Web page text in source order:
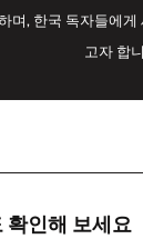
며, 한국 독자들에
고자 합
확인해 보세요